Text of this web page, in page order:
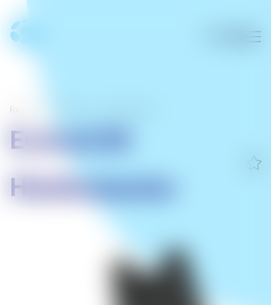
Forsíða
Evolve2 65
Hleðslustandur